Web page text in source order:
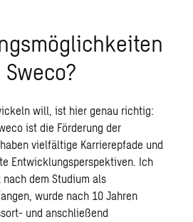
will, ist hier genau richtig:
ist die Förderung der
vielfältige Karrierepfade und
Entwicklungsperspektiven. Ich
dem Studium als
wurde nach 10 Jahren
und anschließend